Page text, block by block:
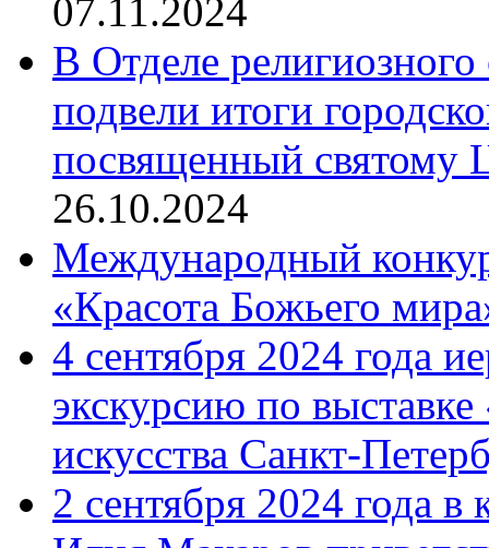
07.11.2024
В Отделе религиозного
подвели итоги
посвященный святому
26.10.2024
Международный
«Красота Божьего
4 сентября 2024 года
экскурсию по
искусства Санкт-
2 сентября 2024 года